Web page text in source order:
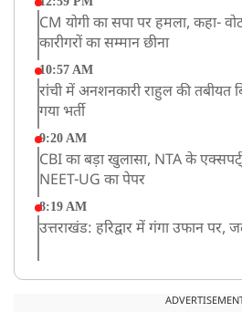
CM योगी का सपा पर हमला, कहा-
कारीगरों का सम्मान छीना
10:57 AM
रांची में अनशनकारी राहुल की तबीयत
गया भर्ती
9:20 AM
CBI का बड़ा खुलासा, NTA के
NEET-UG का पेपर
8:19 AM
उत्तराखंड: हरिद्वार में गंगा उफान पर,
UP: लखनऊ में चलती कार में लगी